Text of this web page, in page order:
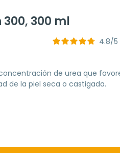
300 ml
4.8/5
de urea que
de la piel seca o castigada.